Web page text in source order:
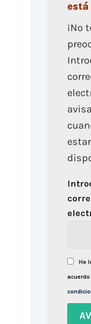
¡No
estar
He